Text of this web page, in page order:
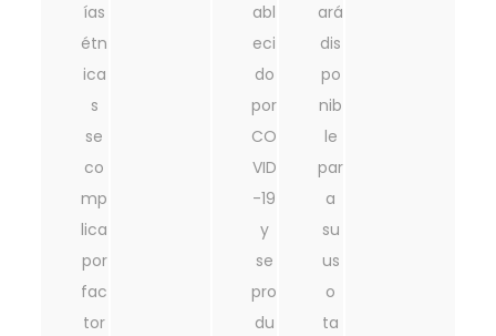
ías
étn
ica
s
se
co
mp
lica
por
fac
tor
abl
eci
do
por
CO
VID
-19
y
se
pro
du
ará
dis
po
nib
le
par
a
su
us
o
ta